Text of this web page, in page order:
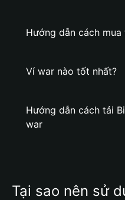
Hướng dẫn cách
Ví war nào tốt nhất?
Hướng dẫn cách tải
war
Tại sao nên sử